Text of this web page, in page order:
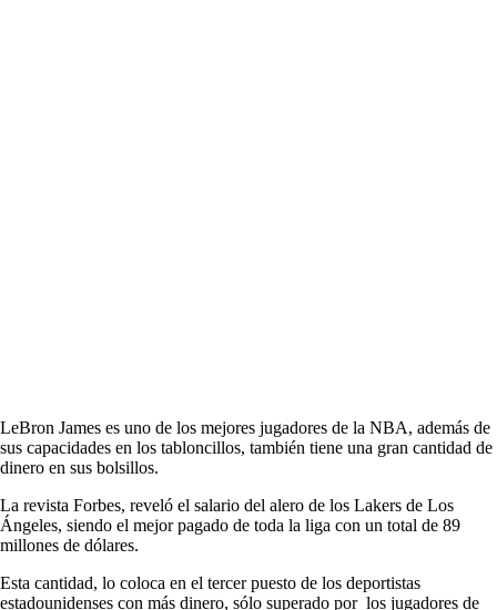
LeBron James es uno de los mejores jugadores de la NBA, además de
sus capacidades en los tabloncillos, también tiene una gran cantidad de
dinero en sus bolsillos.
La revista Forbes, reveló el salario del alero de los Lakers de Los
Ángeles, siendo el mejor pagado de toda la liga con un total de 89
millones de dólares.
Esta cantidad, lo coloca en el tercer puesto de los deportistas
estadounidenses con más dinero, sólo superado por los jugadores de